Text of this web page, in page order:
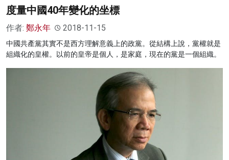
度量中國40年變化的坐標
作者: 鄭永年 2018-11-15
中國共產黨其實不是西方理解意義上的政黨。從結構上說，黨權就是
組織化的皇權。以前的皇帝是個人，是家庭，現在的黨是一個組織。